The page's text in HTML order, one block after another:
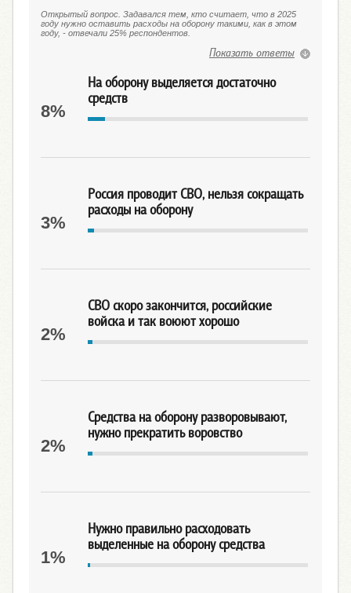
Открытый вопрос. Задавался тем, кто считает, что в 2025
году нужно оставить расходы на оборону такими, как в этом
году, - отвечали 25% респондентов.
Показать ответы
На оборону выделяется достаточно
средств
8%
Россия проводит СВО, нельзя сокращать
расходы на оборону
3%
СВО скоро закончится, российские
войска и так воюют хорошо
2%
Средства на оборону разворовывают,
нужно прекратить воровство
2%
Нужно правильно расходовать
выделенные на оборону средства
1%